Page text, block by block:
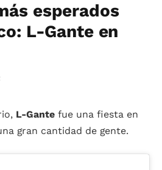
esperados
L-Gante en
L-Gante fue una fiesta en
gran cantidad de gente.